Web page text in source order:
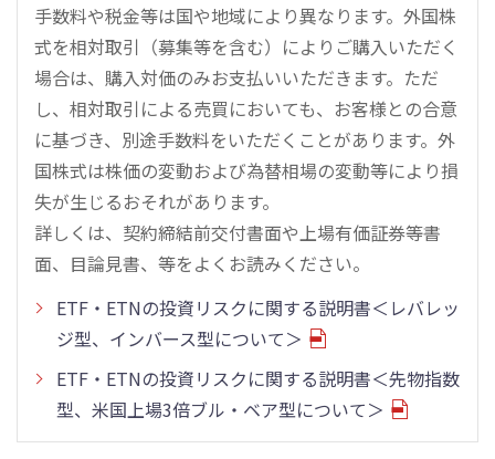
手数料や税金等は国や地域により異なります。外国株
式を相対取引（募集等を含む）によりご購入いただく
場合は、購入対価のみお支払いいただきます。ただ
し、相対取引による売買においても、お客様との合意
に基づき、別途手数料をいただくことがあります。外
国株式は株価の変動および為替相場の変動等により損
失が生じるおそれがあります。
詳しくは、契約締結前交付書面や上場有価証券等書
面、目論見書、等をよくお読みください。
ETF・ETNの投資リスクに関する説明書＜レバレッ
ジ型、インバース型について＞
ETF・ETNの投資リスクに関する説明書＜先物指数
型、米国上場3倍ブル・ベア型について＞